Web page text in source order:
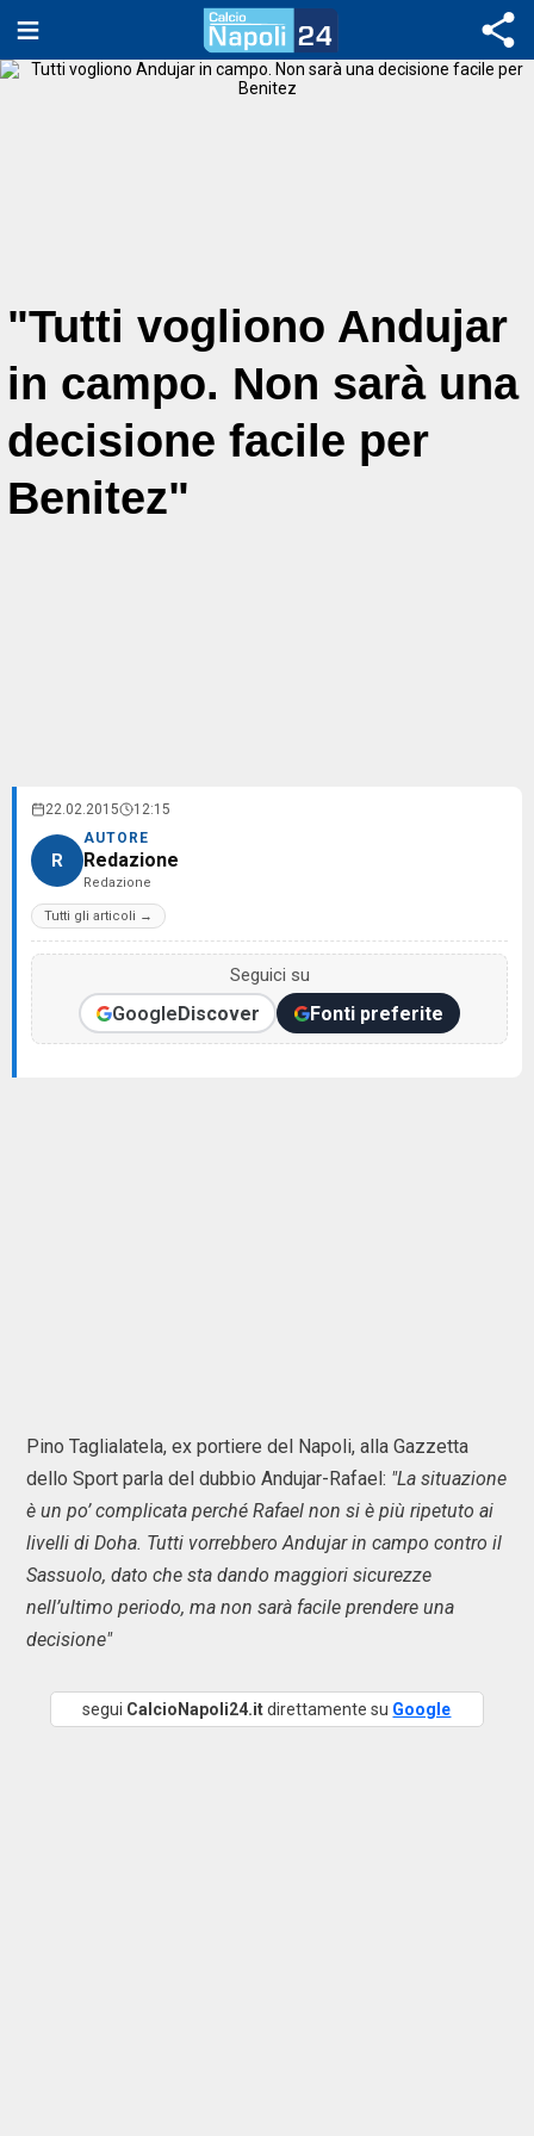
"Tutti vogliono Andujar
in campo. Non sarà una
decisione facile per
Benitez"
22.02.2015 12:15
R
AUTORE
Redazione
Redazione
Tutti gli articoli →
Seguici su
GoogleDiscover Fonti preferite
Pino Taglialatela, ex portiere del Napoli, alla Gazzetta
dello Sport parla del dubbio Andujar-Rafael: "La situazione
è un po’ complicata perché Rafael non si è più ripetuto ai
livelli di Doha. Tutti vorrebbero Andujar in campo contro il
Sassuolo, dato che sta dando maggiori sicurezze
nell’ultimo periodo, ma non sarà facile prendere una
decisione"
segui CalcioNapoli24.itdirettamente su Google